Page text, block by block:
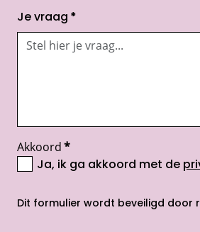
Je vraag *
Akkoord*
Ja, ik ga akkoord met de
Dit formulier wordt beveiligd door